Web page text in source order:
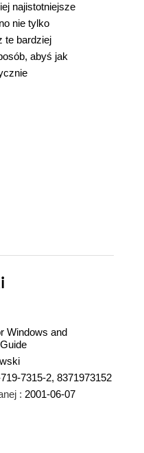
najistotniejsze
nie tylko
te bardziej
abyś jak
Windows and
7315-2, 8371973152
: 2001-06-07